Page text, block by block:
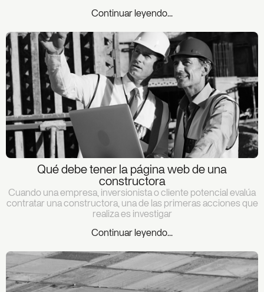
Continuar leyendo...
Qué debe tener la página web de una
constructora
Cuando una empresa, inversionista o cliente potencial evalúa
contratar una constructora, una de las primeras acciones que
realiza es investigar
Continuar leyendo...